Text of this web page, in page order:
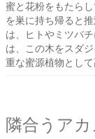
蜜と花粉をもたら
を巣に持ち帰ると
は、ヒトやミツバ
は、この木をスダ
重な蜜源植物として
隣合うア